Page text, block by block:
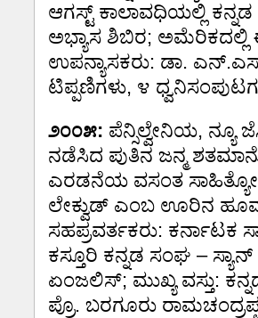
ಆಗಸ್ಟ್ ಕಾಲಾವಧಿಯಲ್ಲಿ
ಅಭ್ಯಾಸ ಶಿಬಿರ;
ಉಪನ್ಯಾಸಕರು: ಡಾ.
ಟಿಪ್ಪಣಿಗಳು, ೪
೨೦೦೫: ಪೆನ್ಸಿಲ್ವೇನಿಯ, ನ್ಯೂ
ನಡೆಸಿದ ಪುತಿನ ಜನ್ಮ
ಎರಡನೆಯ ವಸಂತ
ಲೇಕ್ವುಡ್ ಎಂಬ ಊರಿನ
ಸಹಪ್ರವರ್ತಕರು: ಕರ್ನಾಟಕ
ಕಸ್ತೂರಿ ಕನ್ನಡ ಸಂಘ –
ಏಂಜಲಿಸ್; ಮುಖ್ಯ ವಸ್ತು:
ಪ್ರೊ. ಬರಗೂರು